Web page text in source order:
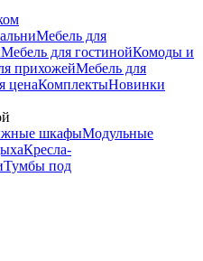
Мебель для
Мебель для гостинойКомоды и
прихожейМебель для
ценаКомплектыНовинки
шкафыМодульные
Кресла-
Тумбы под